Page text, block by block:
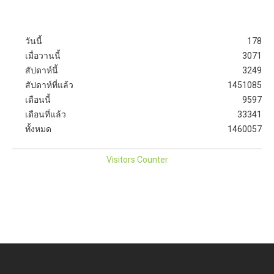
วันนี้
เมื่อวานนี้
สัปดาห์นี้
สัปดาห์ที่แล้ว
เดือนนี้
เดือนที่แล้ว
ทั้งหมด
178
3071
3249
1451085
9597
33341
1460057
Visitors Counter